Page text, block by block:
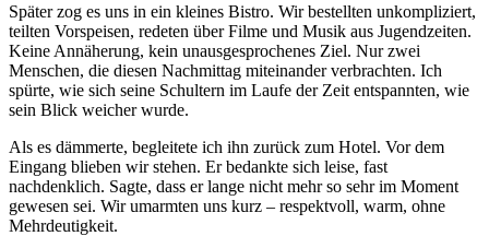
Später zog es uns in ein kleines Bistro. Wir bestellten unkompliziert,
teilten Vorspeisen, redeten über Filme und Musik aus Jugendzeiten.
Keine Annäherung, kein unausgesprochenes Ziel. Nur zwei
Menschen, die diesen Nachmittag miteinander verbrachten. Ich
spürte, wie sich seine Schultern im Laufe der Zeit entspannten, wie
sein Blick weicher wurde.
Als es dämmerte, begleitete ich ihn zurück zum Hotel. Vor dem
Eingang blieben wir stehen. Er bedankte sich leise, fast
nachdenklich. Sagte, dass er lange nicht mehr so sehr im Moment
gewesen sei. Wir umarmten uns kurz – respektvoll, warm, ohne
Mehrdeutigkeit.